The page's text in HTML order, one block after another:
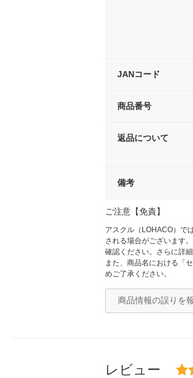
JANコード
商品番号
返品について
備考
ご注意【免責】
アスクル（LOHACO）で
される場合がございます
確認ください。さらに詳
また、商品名における「
めご了承ください。
商品情報の誤りを
レビュー